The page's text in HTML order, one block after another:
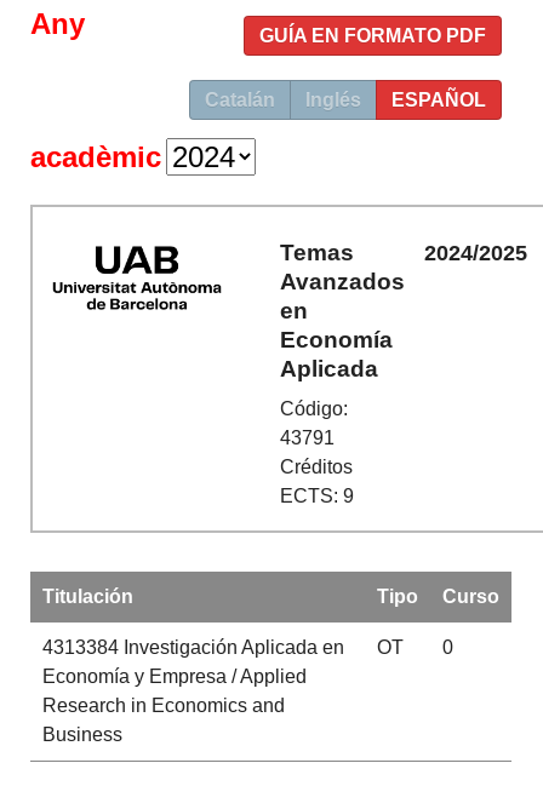
GUÍA EN FORMATO PDF
Catalán Inglés ESPAÑOL
Any
acadèmic
Temas
Avanzados
en
Economía
Aplicada
Código:
43791
Créditos
ECTS: 9
2024/2025
Titulación Tipo Curso
4313384Investigación Aplicada en
Economía y Empresa / Applied
Research in Economics and
Business
OT 0